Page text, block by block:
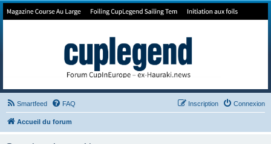
Forum de Cup In Europe
Smartfeed FAQ Connexion
Inscription
Accueil du forum